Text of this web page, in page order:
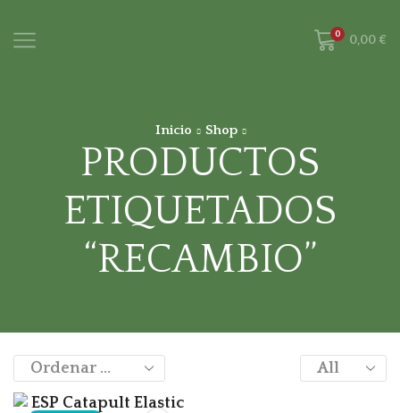
0 0,00 €
Inicio Shop
PRODUCTOS
ETIQUETADOS
“RECAMBIO”